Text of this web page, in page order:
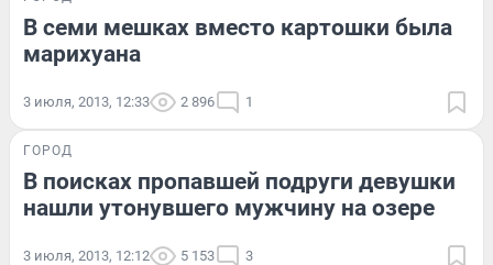
В семи мешках вместо картошки была
марихуана
3 июля, 2013, 12:33 2 896 1
ГОРОД
В поисках пропавшей подруги девушки
нашли утонувшего мужчину на озере
3 июля, 2013, 12:12 5 153 3